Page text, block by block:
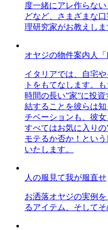
度一緒にアレ作らな
どなど、さまざまな
理研究家がお教えしま
オヤジの物件案内人「
イタリアでは、自宅
トをもてなします。
時間の長い”家”に投
結することを彼らは
チベーションも、彼女
すべてはお気に入り
モテるか否か！とい
いたします。
人の服見て我が服直せ
お洒落オヤジの実例
るアイテム、そして